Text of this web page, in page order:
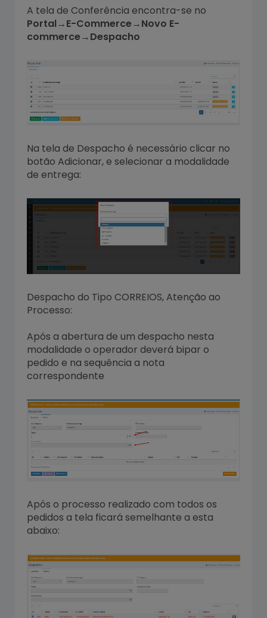
A tela de Conferência encontra-se no
Portal→E-Commerce→Novo E-
commerce→Despacho
Na tela de Despacho é necessário clicar no
botão Adicionar, e selecionar a modalidade
de entrega:
Despacho do Tipo CORREIOS, Atenção ao
Processo:
Após a abertura de um despacho nesta
modalidade o operador deverá bipar o
pedido e na sequência a nota
correspondente
Após o processo realizado com todos os
pedidos a tela ficará semelhante a esta
abaixo: